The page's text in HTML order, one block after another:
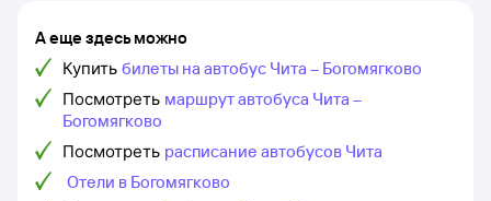
А еще здесь можно
Купить билеты на автобус Чита – Богомягково
Посмотреть маршрут автобуса Чита –
Богомягково
Посмотреть расписание автобусов Чита
Отели в Богомягково